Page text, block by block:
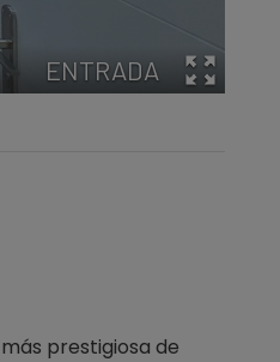
prestigiosa de